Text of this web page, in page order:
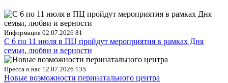
Информация 02.07.2026 81
С 6 по 11 июля в ПЦ пройдут мероприятия в рамках Дня
семьи, любви и верности
Пресса о нас 12.07.2026 135
Новые возможности перинатального центра